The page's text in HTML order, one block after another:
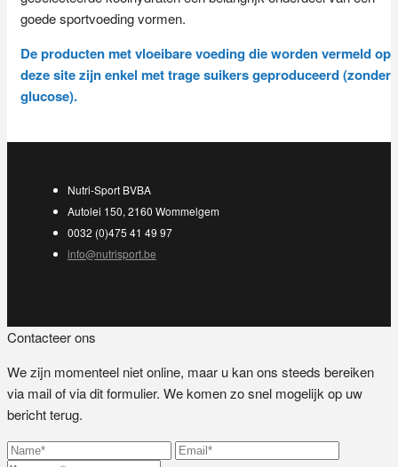
goede sportvoeding vormen.
De producten met vloeibare voeding die worden vermeld op
deze site zijn enkel met trage suikers geproduceerd (zonder
glucose).
Nutri-Sport BVBA
Autolei 150, 2160 Wommelgem
0032 (0)475 41 49 97
info@nutrisport.be
Contacteer ons
We zijn momenteel niet online, maar u kan ons steeds bereiken
via mail of via dit formulier. We komen zo snel mogelijk op uw
bericht terug.